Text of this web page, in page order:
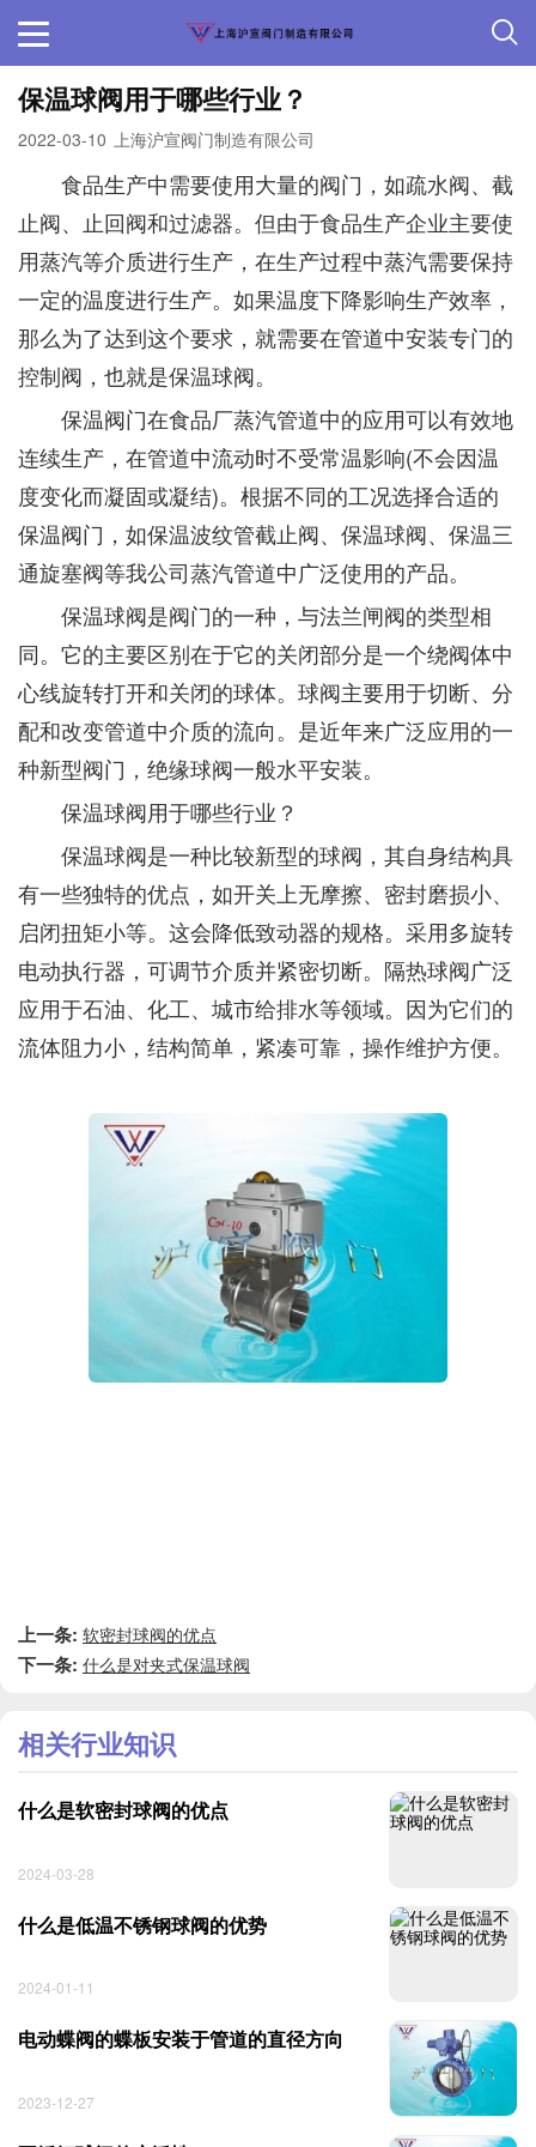
保温球阀用于哪些行业？
2022-03-10 上海沪宣阀门制造有限公司
食品生产中需要使用大量的阀门，如疏水阀、截
止阀、止回阀和过滤器。但由于食品生产企业主要使
用蒸汽等介质进行生产，在生产过程中蒸汽需要保持
一定的温度进行生产。如果温度下降影响生产效率，
那么为了达到这个要求，就需要在管道中安装专门的
控制阀，也就是保温球阀。
保温阀门在食品厂蒸汽管道中的应用可以有效地
连续生产，在管道中流动时不受常温影响(不会因温
度变化而凝固或凝结)。根据不同的工况选择合适的
保温阀门，如保温波纹管截止阀、保温球阀、保温三
通旋塞阀等我公司蒸汽管道中广泛使用的产品。
保温球阀是阀门的一种，与法兰闸阀的类型相
同。它的主要区别在于它的关闭部分是一个绕阀体中
心线旋转打开和关闭的球体。球阀主要用于切断、分
配和改变管道中介质的流向。是近年来广泛应用的一
种新型阀门，绝缘球阀一般水平安装。
保温球阀用于哪些行业？
保温球阀是一种比较新型的球阀，其自身结构具
有一些独特的优点，如开关上无摩擦、密封磨损小、
启闭扭矩小等。这会降低致动器的规格。采用多旋转
电动执行器，可调节介质并紧密切断。隔热球阀广泛
应用于石油、化工、城市给排水等领域。因为它们的
流体阻力小，结构简单，紧凑可靠，操作维护方便。
上一条: 软密封球阀的优点
下一条: 什么是对夹式保温球阀
相关行业知识
什么是软密封球阀的优点
2024-03-28
什么是低温不锈钢球阀的优势
2024-01-11
电动蝶阀的蝶板安装于管道的直径方向
2023-12-27